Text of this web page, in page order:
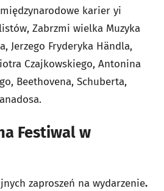
karier yi
Zabrzmi wielka Muzyka
Jerzego Fryderyka Händla,
Czajkowskiego, Antonina
Beethovena, Schuberta,
Festiwal w
zaproszeń na wydarzenie.